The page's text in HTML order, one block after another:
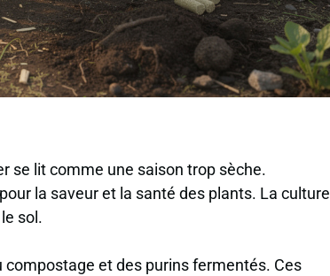
se lit comme une saison trop sèche.
la saveur et la santé des plants. La culture
sol.
et des purins fermentés. Ces